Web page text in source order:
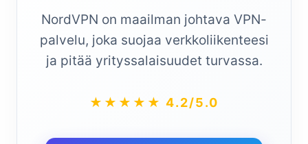
NordVPN on maailman johtava VPN-
palvelu, joka suojaa verkkoliikenteesi
ja pitää yrityssalaisuudet turvassa.
★★★★★ 4.2/5.0